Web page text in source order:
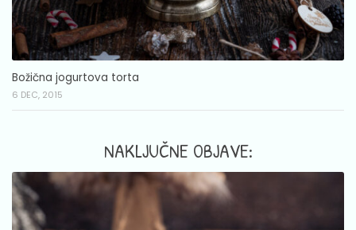
Božična jogurtova torta
6 DEC, 2015
NAKLJUČNE OBJAVE: